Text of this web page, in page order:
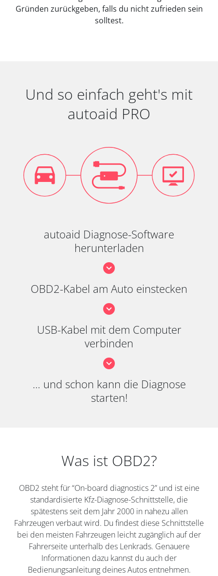
Gründen zurückgeben, falls du nicht zufrieden sein
solltest.
Und so einfach geht's mit
autoaid PRO
autoaid Diagnose-Software
herunterladen
OBD2-Kabel am Auto einstecken
USB-Kabel mit dem Computer
verbinden
… und schon kann die Diagnose
starten!
Was ist OBD2?
OBD2 steht für “On-board diagnostics 2” und ist eine
standardisierte Kfz-Diagnose-Schnittstelle, die
spätestens seit dem Jahr 2000 in nahezu allen
Fahrzeugen verbaut wird. Du findest diese Schnittstelle
bei den meisten Fahrzeugen leicht zugänglich auf der
Fahrerseite unterhalb des Lenkrads. Genauere
Informationen dazu kannst du auch der
Bedienungsanleitung deines Autos entnehmen.